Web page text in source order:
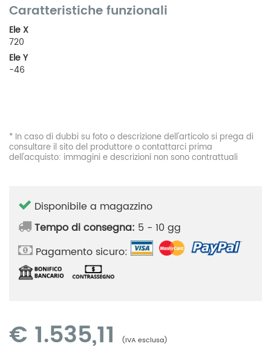
Caratteristiche funzionali
Ele X
720
Ele Y
-46
* In caso di dubbi su foto o descrizione dell'articolo si prega di
consultare il sito del produttore o contattarci prima
dell'acquisto: immagini e descrizioni non sono contrattuali
Disponibile a magazzino
Tempo di consegna: 5 - 10 gg
Pagamento sicuro:
€ 1.535,11 (IVA esclusa)